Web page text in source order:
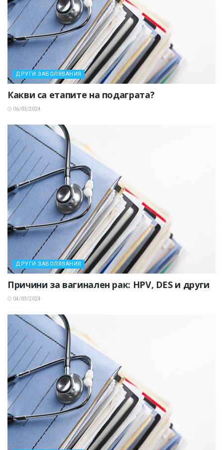
ДРУГИ ЗАБОЛЯВАНИЯ
Какви са етапите на подаграта?
06/03/2024
ДРУГИ ЗАБОЛЯВАНИЯ
Причини за вагинален рак: HPV, DES и други
04/03/2024